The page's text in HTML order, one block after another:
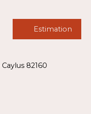
Estimation